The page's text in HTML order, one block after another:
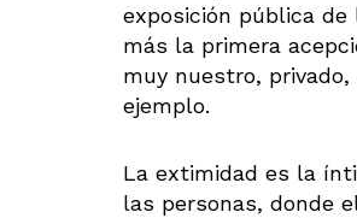
exposición pública
más la primera
muy nuestro,
ejemplo.
La extimidad es la
las personas, donde